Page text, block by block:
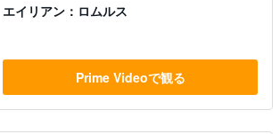
エイリアン：ロムルス
Prime Videoで観る